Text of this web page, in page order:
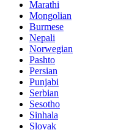
Marathi
Mongolian
Burmese
Nepali
Norwegian
Pashto
Persian
Punjabi
Serbian
Sesotho
Sinhala
Slovak